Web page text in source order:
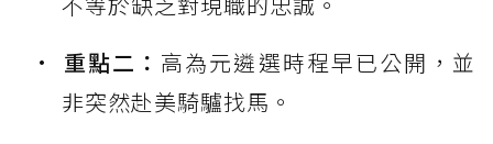
重點二： 高為元遴選時程早已公開，並
非突然赴美騎驢找馬。